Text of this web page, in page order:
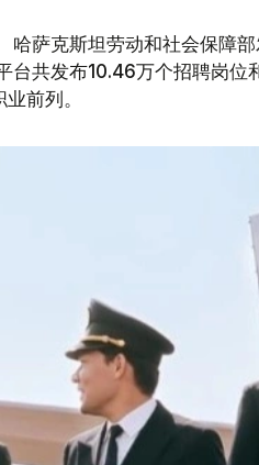
哈萨克斯坦劳动和社会保障
台共发布10.46万个招聘岗位
前列。